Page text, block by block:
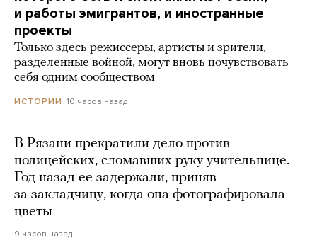
и работы эмигрантов, и иностранные
проекты
Только здесь режиссеры, артисты и зрители,
разделенные войной, могут вновь почувствовать
себя одним сообществом
ИСТОРИИ 10 часов назад
В Рязани прекратили дело против
полицейских, сломавших руку учительнице.
Год назад ее задержали, приняв
за закладчицу, когда она фотографировала
цветы
9 часов назад